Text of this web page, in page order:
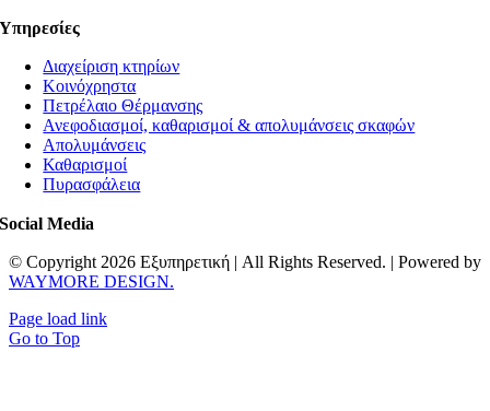
Υπηρεσίες
Διαχείριση κτηρίων
Κοινόχρηστα
Πετρέλαιο Θέρμανσης
Ανεφοδιασμοί, καθαρισμοί & απολυμάνσεις σκαφών
Απολυμάνσεις
Καθαρισμοί
Πυρασφάλεια
Social Media
© Copyright 2026 Εξυπηρετική | All Rights Reserved. | Powered by
WAYMORE DESIGN.
Page load link
Go to Top